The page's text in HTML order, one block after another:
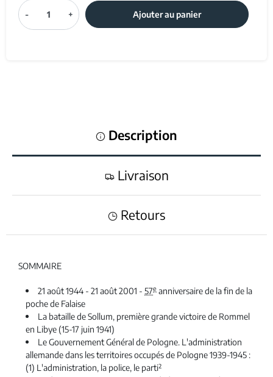
- + Ajouter au panier
Description
Livraison
Retours
SOMMAIRE
21 août 1944 - 21 août 2001 - 57e anniversaire de la fin de la
poche de Falaise
La bataille de Sollum, première grande victoire de Rommel
en Libye (15-17 juin 1941)
Le Gouvernement Général de Pologne. L'administration
allemande dans les territoires occupés de Pologne 1939-1945 :
(1) L'administration, la police, le parti²